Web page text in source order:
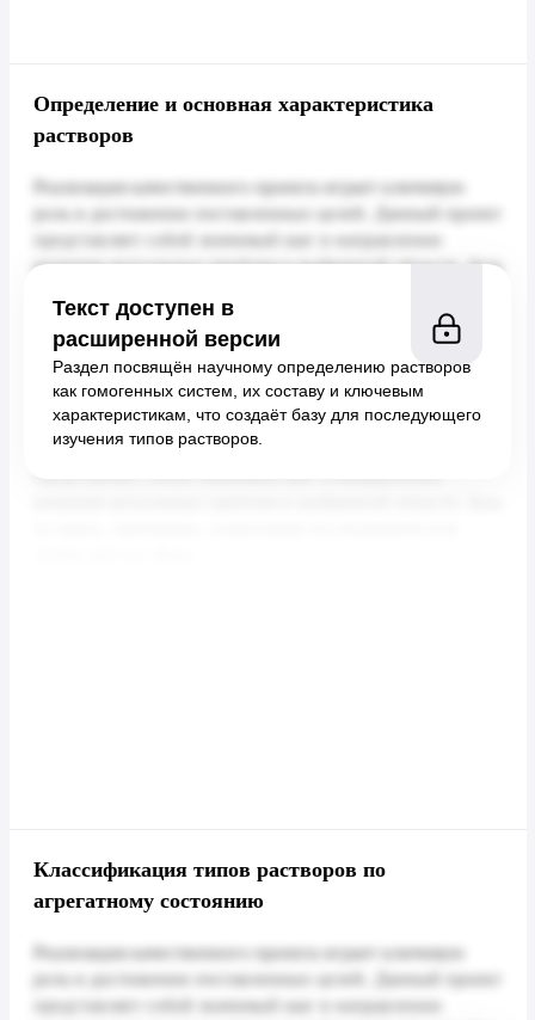
Определение и основная характеристика
растворов
Текст доступен в
расширенной версии
Раздел посвящён научному определению растворов
как гомогенных систем, их составу и ключевым
характеристикам, что создаёт базу для последующего
изучения типов растворов.
Классификация типов растворов по
агрегатному состоянию